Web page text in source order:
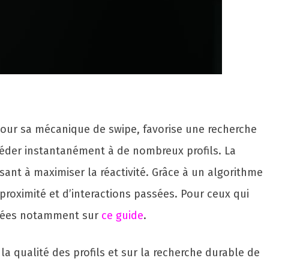
sa mécanique de swipe, favorise une recherche
instantanément à de nombreux profils. La
à maximiser la réactivité. Grâce à un algorithme
et d’interactions passées. Pour ceux qui
notamment sur ce guide.
qualité des profils et sur la recherche durable de